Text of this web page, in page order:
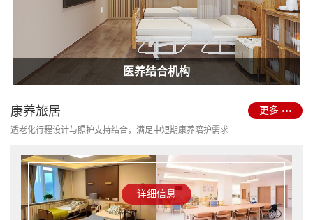
消防改造合规
护理型养老院建设
医养结合机构
康养旅居
适老化行程设计与照护支持结合，满足中短期康养陪护需求
更多
详细信息